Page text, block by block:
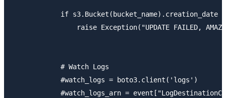
if s3.Bucket(bucket_name).creation_date
raise Exception("UPDATE FAILED,
            # Watch Logs
            #watch_logs = boto3.client('logs')
#watch_logs_arn =